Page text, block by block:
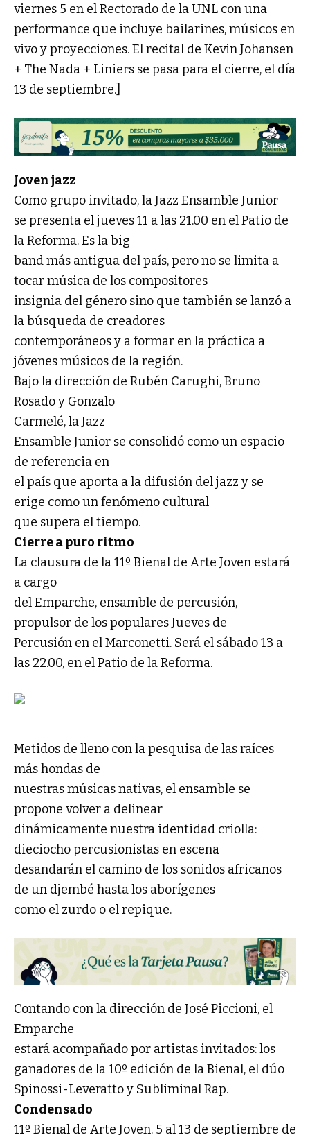
viernes 5 en el Rectorado de la UNL con una
performance que incluye bailarines, músicos en
vivo y proyecciones. El recital de Kevin Johansen
+ The Nada + Liniers se pasa para el cierre, el día
13 de septiembre.]
Joven jazz
Como grupo invitado, la Jazz Ensamble Junior
se presenta el jueves 11 a las 21.00 en el Patio de
la Reforma. Es la big
band más antigua del país, pero no se limita a
tocar música de los compositores
insignia del género sino que también se lanzó a
la búsqueda de creadores
contemporáneos y a formar en la práctica a
jóvenes músicos de la región.
Bajo la dirección de Rubén Carughi, Bruno
Rosado y Gonzalo
Carmelé, la Jazz
Ensamble Junior se consolidó como un espacio
de referencia en
el país que aporta a la difusión del jazz y se
erige como un fenómeno cultural
que supera el tiempo.
Cierre a puro ritmo
La clausura de la 11º Bienal de Arte Joven estará
a cargo
del Emparche, ensamble de percusión,
propulsor de los populares Jueves de
Percusión en el Marconetti. Será el sábado 13 a
las 22.00, en el Patio de la Reforma.
Metidos de lleno con la pesquisa de las raíces
más hondas de
nuestras músicas nativas, el ensamble se
propone volver a delinear
dinámicamente nuestra identidad criolla:
dieciocho percusionistas en escena
desandarán el camino de los sonidos africanos
de un djembé hasta los aborígenes
como el zurdo o el repique.
Contando con la dirección de José Piccioni, el
Emparche
estará acompañado por artistas invitados: los
ganadores de la 10º edición de la Bienal, el dúo
Spinossi-Leveratto y Subliminal Rap.
Condensado
11º Bienal de Arte Joven. 5 al 13 de septiembre de